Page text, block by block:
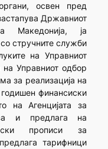
освен пред
Државниот
Македонија, ја
стручните служби
на Управниот
Управниот одбор
за реализација на
годишен финансиски
на Агенцијата за
и предлага на
прописи за
тарифници